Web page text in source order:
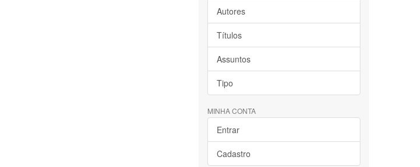
Autores
Títulos
Assuntos
Tipo
MINHA CONTA
Entrar
Cadastro